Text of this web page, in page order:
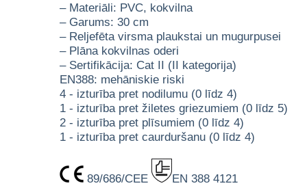
– Materiāli: PVC, kokvilna
– Garums: 30 cm
– Reljefēta virsma plaukstai un mugurpusei
– Plāna kokvilnas oderi
– Sertifikācija: Cat II (II kategorija)
EN388: mehāniskie riski
4 - izturība pret nodilumu (0 līdz 4)
1 - izturība pret žiletes griezumiem (0 līdz 5)
2 - izturība pret plīsumiem (0 līdz 4)
1 - izturība pret caurduršanu (0 līdz 4)
89/686/CEE EN 388 4121